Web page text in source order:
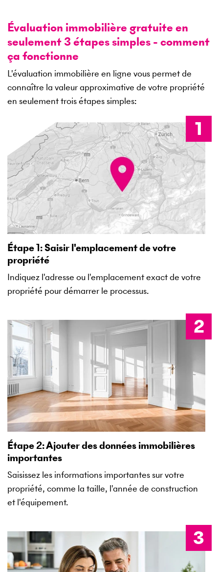
Évaluation immobilière gratuite en
seulement 3 étapes simples - comment
ça fonctionne
L'évaluation immobilière en ligne vous permet de
connaître la valeur approximative de votre propriété
en seulement trois étapes simples:
Étape 1: Saisir l'emplacement de votre
propriété
Indiquez l'adresse ou l'emplacement exact de votre
propriété pour démarrer le processus.
Étape 2: Ajouter des données immobilières
importantes
Saisissez les informations importantes sur votre
propriété, comme la taille, l'année de construction
et l'équipement.